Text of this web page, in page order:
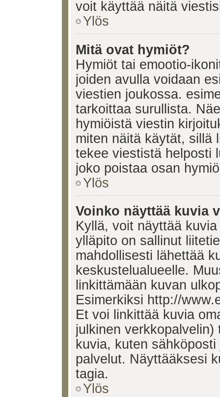
voit käyttää näitä
Ylös
Mitä ovat hymiöt?
Hymiöt tai emootio-
joiden avulla voidaan
viestien joukossa.
tarkoittaa surullista.
hymiöistä viestin
miten näitä käytät, sillä
tekee viestistä helposti
joko poistaa osan
Ylös
Voinko näyttää kuvia
Kyllä, voit näyttää
ylläpito on sallinut
mahdollisesti lähettää
keskustelualueelle.
linkittämään kuvan
Esimerkiksi http://
Et voi linkittää kuvia
julkinen
kuvia, kuten
palvelut. Näyttääksesi
tagia.
Ylös